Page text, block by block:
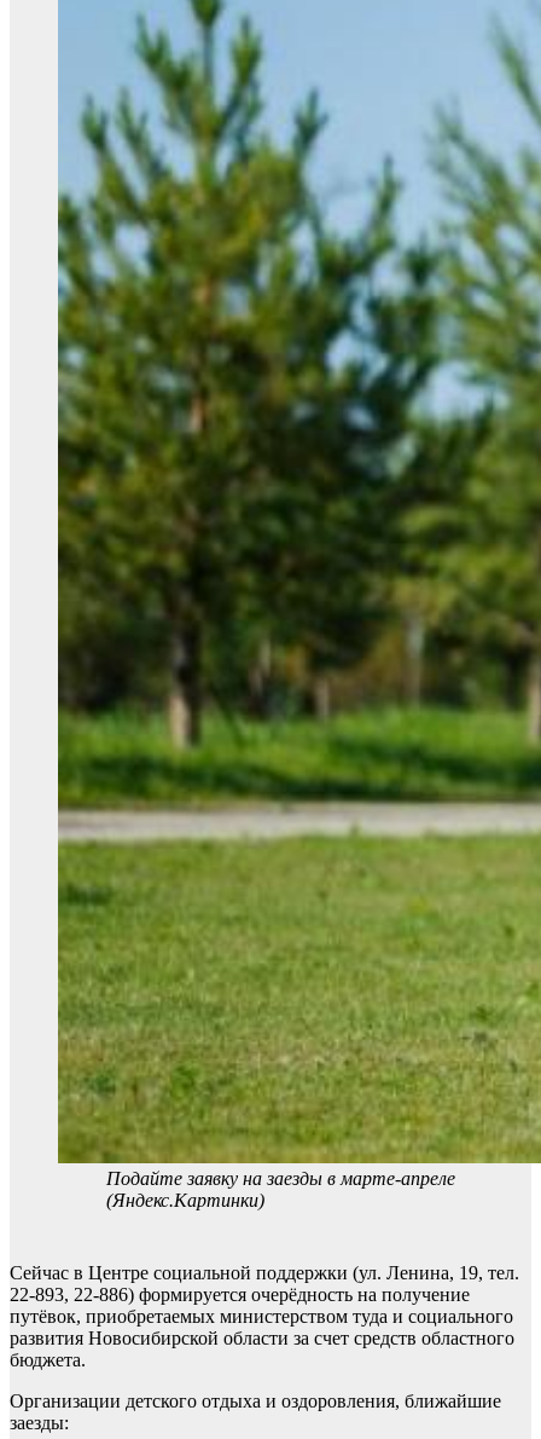
Подайте заявку на заезды в марте-апреле
(Яндекс.Картинки)
Сейчас в Центре социальной поддержки (ул. Ленина, 19, тел.
22-893, 22-886) формируется очерёдность на получение
путёвок, приобретаемых министерством туда и социального
развития Новосибирской области за счет средств областного
бюджета.
Организации детского отдыха и оздоровления, ближайшие
заезды: